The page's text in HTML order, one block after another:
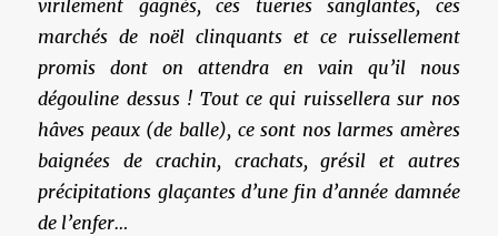
virilement gagnés, ces tueries sanglantes, ces
marchés de noël clinquants et ce ruissellement
promis dont on attendra en vain qu’il nous
dégouline dessus ! Tout ce qui ruissellera sur nos
hâves peaux (de balle), ce sont nos larmes amères
baignées de crachin, crachats, grésil et autres
précipitations glaçantes d’une fin d’année damnée
de l’enfer…